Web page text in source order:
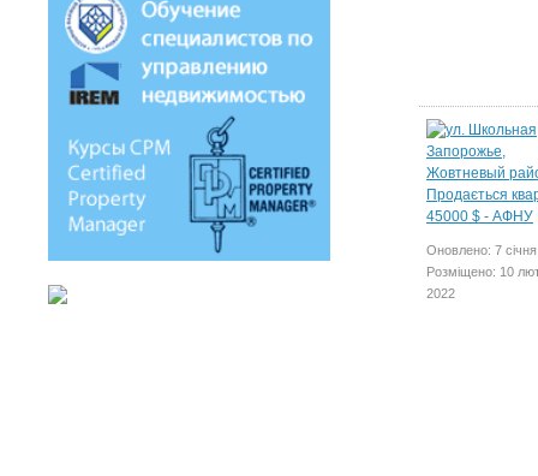
Оновлено: 7 січня
Розміщено: 10
2022